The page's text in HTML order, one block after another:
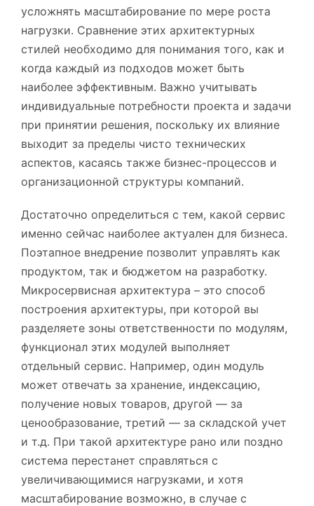
усложнять масштабирование по мере роста
нагрузки. Сравнение этих архитектурных
стилей необходимо для понимания того, как и
когда каждый из подходов может быть
наиболее эффективным. Важно учитывать
индивидуальные потребности проекта и задачи
при принятии решения, поскольку их влияние
выходит за пределы чисто технических
аспектов, касаясь также бизнес-процессов и
организационной структуры компаний.
Достаточно определиться с тем, какой сервис
именно сейчас наиболее актуален для бизнеса.
Поэтапное внедрение позволит управлять как
продуктом, так и бюджетом на разработку.
Микросервисная архитектура – это способ
построения архитектуры, при которой вы
разделяете зоны ответственности по модулям,
функционал этих модулей выполняет
отдельный сервис. Например, один модуль
может отвечать за хранение, индексацию,
получение новых товаров, другой — за
ценообразование, третий — за складской учет
и т.д. При такой архитектуре рано или поздно
система перестанет справляться с
увеличивающимися нагрузками, и хотя
масштабирование возможно, в случае с